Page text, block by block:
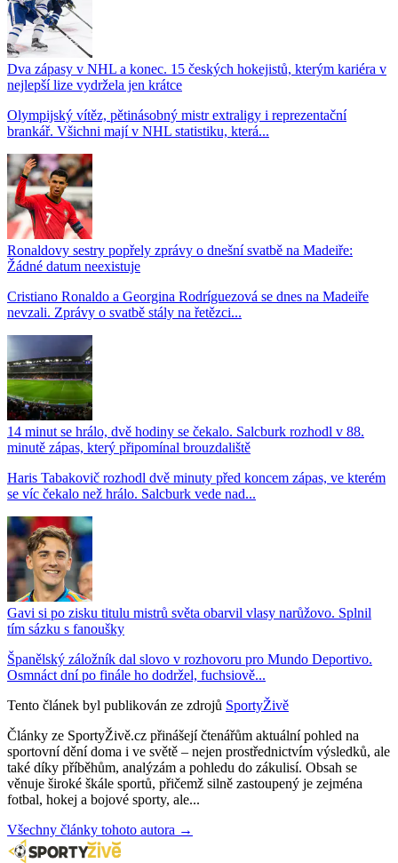
Dva zápasy v NHL a konec. 15 českých hokejistů, kterým kariéra v
nejlepší lize vydržela jen krátce
Olympijský vítěz, pětinásobný mistr extraligy i reprezentační
brankář. Všichni mají v NHL statistiku, která...
Ronaldovy sestry popřely zprávy o dnešní svatbě na Madeiře:
Žádné datum neexistuje
Cristiano Ronaldo a Georgina Rodríguezová se dnes na Madeiře
nevzali. Zprávy o svatbě stály na řetězci...
14 minut se hrálo, dvě hodiny se čekalo. Salcburk rozhodl v 88.
minutě zápas, který připomínal brouzdaliště
Haris Tabakovič rozhodl dvě minuty před koncem zápas, ve kterém
se víc čekalo než hrálo. Salcburk vede nad...
Gavi si po zisku titulu mistrů světa obarvil vlasy narůžovo. Splnil
tím sázku s fanoušky
Španělský záložník dal slovo v rozhovoru pro Mundo Deportivo.
Osmnáct dní po finále ho dodržel, fuchsiově...
Tento článek byl publikován ze zdrojů SportyŽivě
Články ze SportyŽivě.cz přinášejí čtenářům aktuální pohled na
sportovní dění doma i ve světě – nejen prostřednictvím výsledků, ale
také díky příběhům, analýzám a pohledu do zákulisí. Obsah se
věnuje široké škále sportů, přičemž silně zastoupený je zejména
fotbal, hokej a bojové sporty, ale...
Všechny články tohoto autora →